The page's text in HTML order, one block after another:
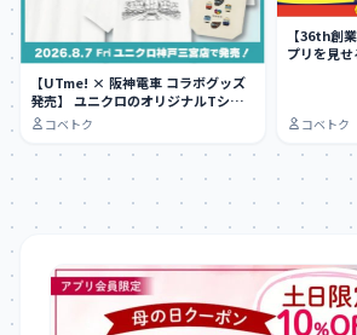
【UTme! × 阪神電車 コラボグッズ
発売】 ユニクロのオリジナルTシャ
ツ作…
コベトク
【36th創
プリを見
コベトク